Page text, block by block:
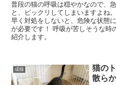
普段の猫の呼吸は穏やかなので、
と、ビックリしてしまいますよね
早く対処をしないと、危険な状態
が必要です！ 呼吸が苦しそうな時
紹介します。
成猫
猫の
散ら